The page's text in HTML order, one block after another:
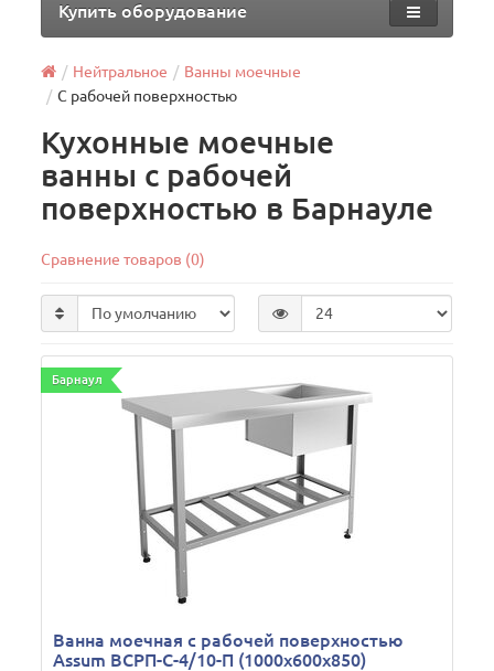
Купить оборудование
Нейтральное
Ванны моечные
С рабочей поверхностью
Кухонные моечные
ванны с рабочей
поверхностью в Барнауле
Сравнение товаров (0)
Барнаул
Ванна моечная с рабочей поверхностью
Assum ВСРП-С-4/10-П (1000х600х850)